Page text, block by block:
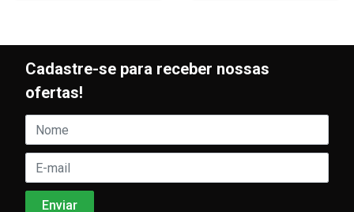
Cadastre-se para receber nossas
ofertas!